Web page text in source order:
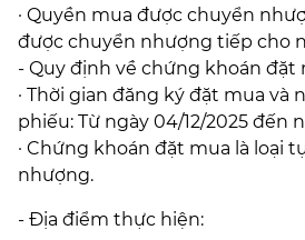
· Quyền mua được chuyển
được chuyển nhượng tiếp cho
- Quy định về chứng khoán đặt
· Thời gian đăng ký đặt mua và
phiếu: Từ ngày 04/12/2025 đến
· Chứng khoán đặt mua là loại
nhượng.
- Địa điểm thực hiện: